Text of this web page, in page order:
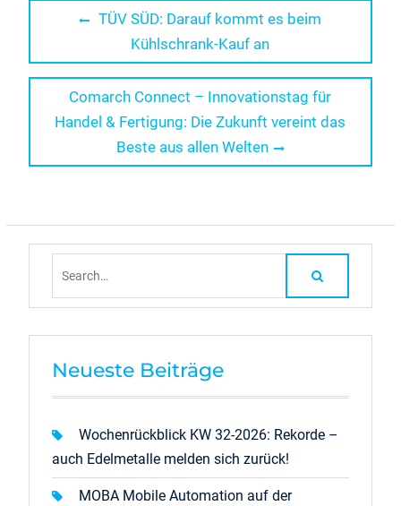
Beitragsnavigation
Previous
TÜV SÜD: Darauf kommt es beim
Kühlschrank-Kauf an
Next
post:
Comarch Connect – Innovationstag für
Handel & Fertigung: Die Zukunft vereint das
Beste aus allen Welten
Neueste Beiträge
Wochenrückblick KW 32-2026: Rekorde –
auch Edelmetalle melden sich zurück!
MOBA Mobile Automation auf der